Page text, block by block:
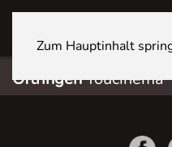
Zum Hauptinhalt
OftringenYoucinema